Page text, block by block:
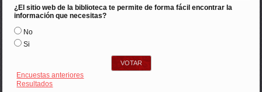
¿El sitio web de la biblioteca te permite de forma fácil encontrar la
información que necesitas?
Opciones
No
Si
Encuestas anteriores
Resultados